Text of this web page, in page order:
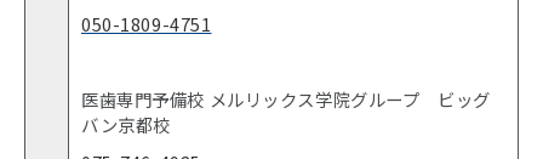
050-1809-4751
医歯専門予備校 メルリックス学院グループ ビッグ
バン京都校